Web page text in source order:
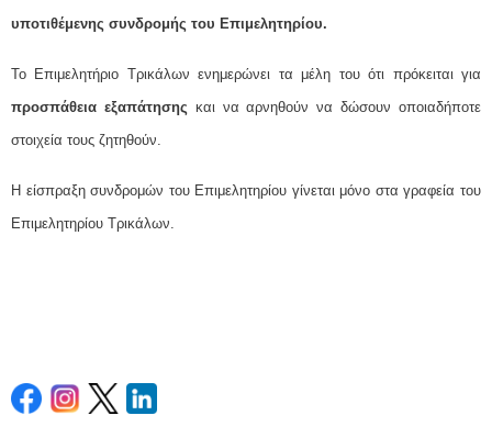
υποτιθέμενης συνδρομής του Επιμελητηρίου.
Το Επιμελητήριο Τρικάλων ενημερώνει τα μέλη του ότι πρόκειται για
προσπάθεια εξαπάτησης και να αρνηθούν να δώσουν οποιαδήποτε
στοιχεία τους ζητηθούν.
Η είσπραξη συνδρομών του Επιμελητηρίου γίνεται μόνο στα γραφεία του
Επιμελητηρίου Τρικάλων.